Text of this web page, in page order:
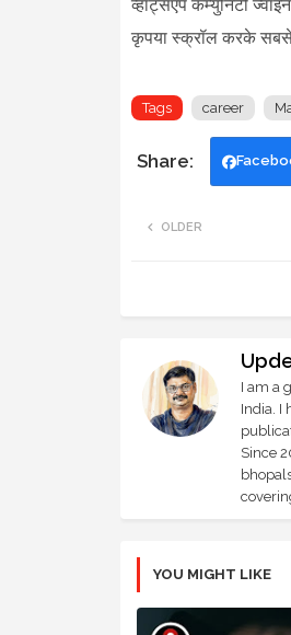
व्हाट्सएप कम्युनिटी
कृपया स्क्रॉल करके
Tags career
OLDER
I am a
India. I
Since
YOU MIGHT LIKE